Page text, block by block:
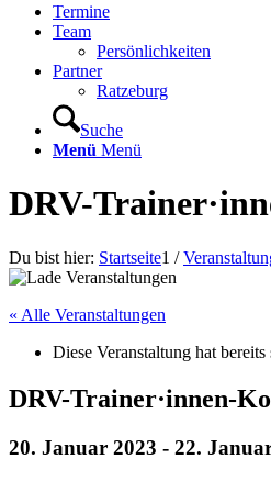
Termine
Team
Persönlichkeiten
Partner
Ratzeburg
Suche
Menü Menü
DRV-
Du bist hier: Startseite1 /
« Alle Veranstaltungen
Diese Veranstaltung hat bereits
DRV-Trainer·innen-
20. Januar 2023 - 22.